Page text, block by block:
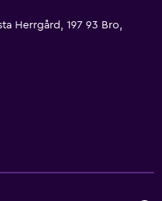
Herrgård, 197 93 Bro,